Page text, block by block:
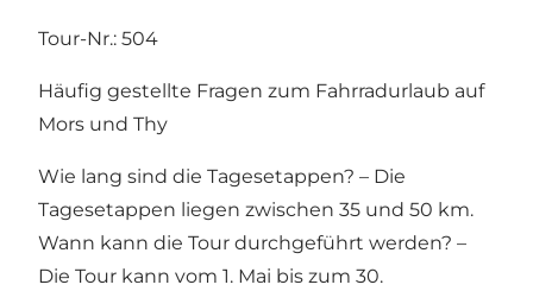
Tour-Nr.: 504
Häufig gestellte Fragen zum Fahrradurlaub auf
Mors und Thy
Wie lang sind die Tagesetappen? – Die
Tagesetappen liegen zwischen 35 und 50 km.
Wann kann die Tour durchgeführt werden? –
Die Tour kann vom 1. Mai bis zum 30.